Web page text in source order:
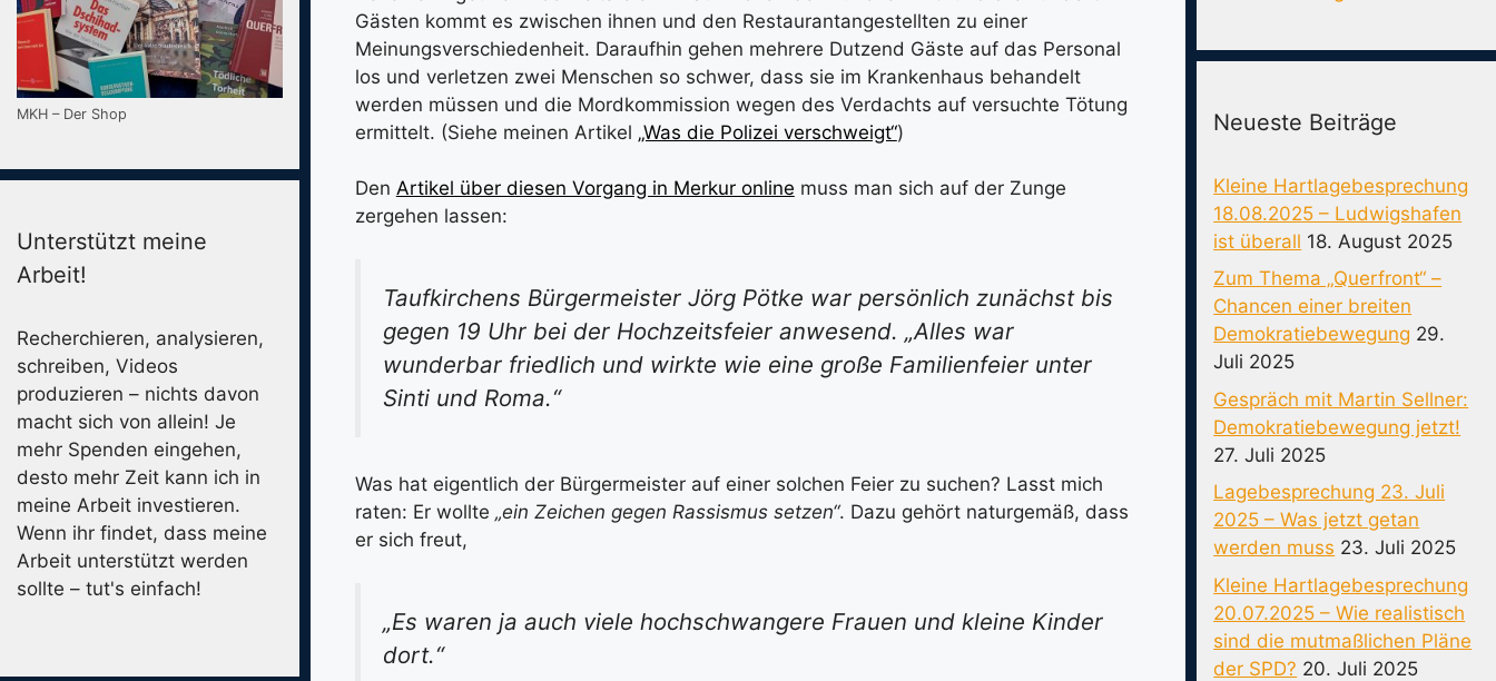
Gästen kommt es zwischen ihnen und den Restaurantangestellten zu einer
Meinungsverschiedenheit. Daraufhin gehen mehrere Dutzend Gäste auf das Personal
los und verletzen zwei Menschen so schwer, dass sie im Krankenhaus behandelt
werden müssen und die Mordkommission wegen des Verdachts auf versuchte Tötung
ermittelt. (Siehe meinen Artikel „Was die Polizei verschweigt“)
Den Artikel über diesen Vorgang in Merkur online muss man sich auf der Zunge
zergehen lassen:
Taufkirchens Bürgermeister Jörg Pötke war persönlich zunächst bis
gegen 19 Uhr bei der Hochzeitsfeier anwesend. „Alles war
wunderbar friedlich und wirkte wie eine große Familienfeier unter
Sinti und Roma.“
Was hat eigentlich der Bürgermeister auf einer solchen Feier zu suchen? Lasst mich
raten: Er wollte „ein Zeichen gegen Rassismus setzen“. Dazu gehört naturgemäß, dass
er sich freut,
„Es waren ja auch viele hochschwangere Frauen und kleine Kinder
dort.“
MKH – Der Shop
Unterstützt meine
Arbeit!
Recherchieren, analysieren,
schreiben, Videos
produzieren – nichts davon
macht sich von allein! Je
mehr Spenden eingehen,
desto mehr Zeit kann ich in
meine Arbeit investieren.
Wenn ihr findet, dass meine
Arbeit unterstützt werden
sollte – tut's einfach!
Neueste Beiträge
Kleine Hartlagebesprechung
18.08.2025 – Ludwigshafen
ist überall 18. August 2025
Zum Thema „Querfront“ –
Chancen einer breiten
Demokratiebewegung 29.
Juli 2025
Gespräch mit Martin Sellner:
Demokratiebewegung jetzt!
27. Juli 2025
Lagebesprechung 23. Juli
2025 – Was jetzt getan
werden muss 23. Juli 2025
Kleine Hartlagebesprechung
20.07.2025 – Wie realistisch
sind die mutmaßlichen Pläne
der SPD? 20. Juli 2025